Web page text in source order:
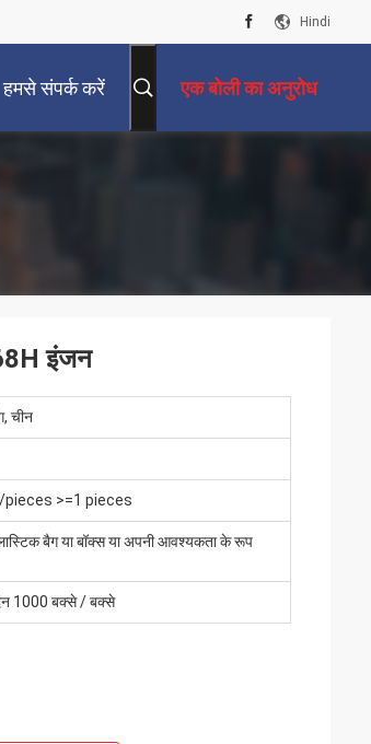
Hindi
हमसे संपर्क करें एक बोली का अनुरोध
इंजन
चीन
pieces >=1 pieces
बैग या बॉक्स या अपनी आवश्यकता के रूप
1000 बक्से / बक्से